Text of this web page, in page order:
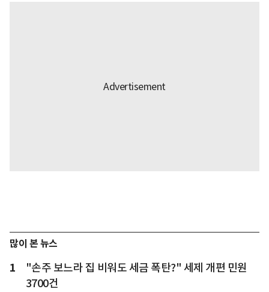
많이 본 뉴스
1
"손주 보느라 집 비워도 세금 폭탄?" 세제 개편 민원
3700건